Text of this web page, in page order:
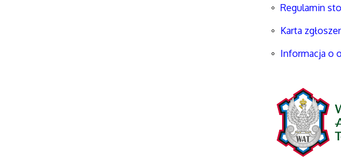
Regulamin
Karta
Informacja o